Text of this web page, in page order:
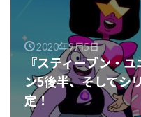
2020年9月5日
『スティーブン・
ン5後半、そしてシ
定！